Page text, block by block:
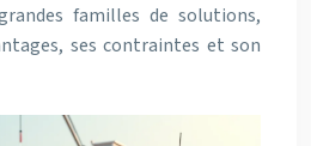
familles de solutions,
ses contraintes et son